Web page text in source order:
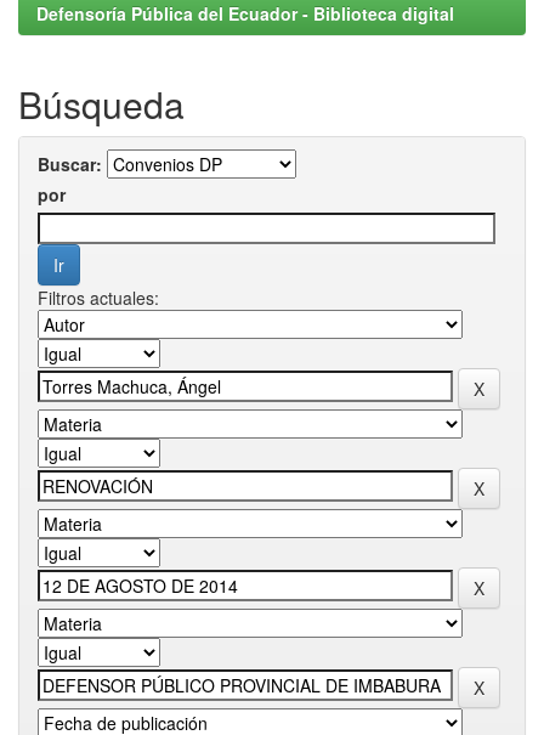
Defensoría Pública del Ecuador - Biblioteca digital
Búsqueda
Buscar:
por
Filtros actuales: